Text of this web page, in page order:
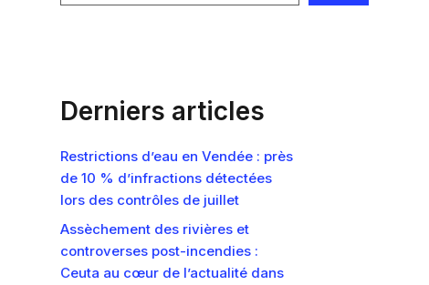
Derniers articles
Restrictions d’eau en Vendée : près
de 10 % d’infractions détectées
lors des contrôles de juillet
Assèchement des rivières et
controverses post-incendies :
Ceuta au cœur de l’actualité dans